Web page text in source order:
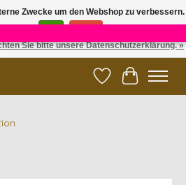
×
✓ 14 dagen retourneren
Wunschzettel
Ihr
Zwecke um den Webshop zu verbessern.
Sie bitte unsere Datenschutzerklärung. »